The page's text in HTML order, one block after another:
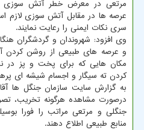
مرتعی در معرض خطر آتش سوزی
عرصه ها در مقابل آتش سوزی لازم
سری نکات ایمنی را رعایت نمایند.
وی افزود: شهروندان و گردشگران
و عرصه های طبیعی از روشن کردن
مکان هایی که برای پخت و پز در
کردن ته سیگار و اجسام شیشه ای
به گزارش سایت سازمان جنگل ها
درصورت مشاهده هرگونه تخریب،
منابع طبیعی اطلاع دهند.